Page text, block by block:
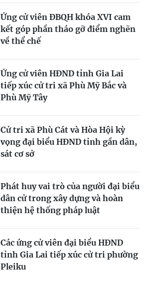
Ứng cử viên ĐBQH khóa XVI cam
kết góp phần tháo gỡ điểm nghẽn
về thể chế
Ứng cử viên HĐND tỉnh Gia Lai
tiếp xúc cử tri xã Phù Mỹ Bắc và
Phù Mỹ Tây
Cử tri xã Phù Cát và Hòa Hội kỳ
vọng đại biểu HĐND tỉnh gần dân,
sát cơ sở
Phát huy vai trò của người đại biểu
dân cử trong xây dựng và hoàn
thiện hệ thống pháp luật
Các ứng cử viên đại biểu HĐND
tỉnh Gia Lai tiếp xúc cử tri phường
Pleiku